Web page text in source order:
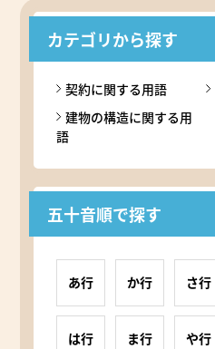
カテゴリから探す
契約に関する用語
建物の構造に関する用
語
五十音順で探す
あ行 か行 さ行
は行 ま行 や行